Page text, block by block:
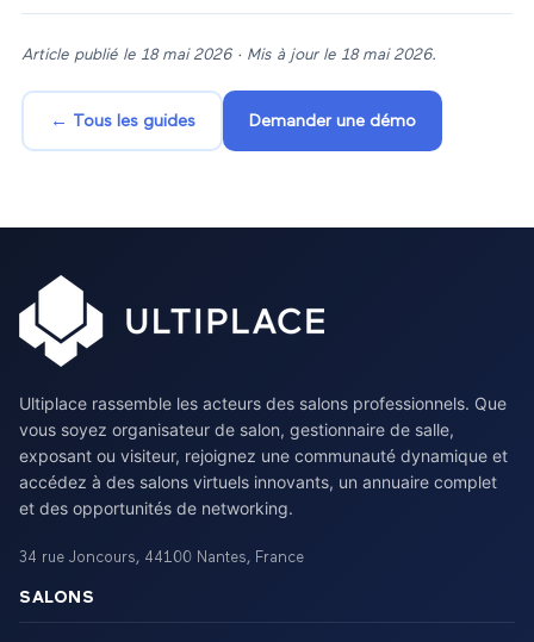
Article publié le 18 mai 2026· Mis à jour le 18 mai 2026.
← Tous les guides Demander une démo
Ultiplace rassemble les acteurs des salons professionnels. Que
vous soyez organisateur de salon, gestionnaire de salle,
exposant ou visiteur, rejoignez une communauté dynamique et
accédez à des salons virtuels innovants, un annuaire complet
et des opportunités de networking.
34 rue Joncours, 44100 Nantes, France
SALONS